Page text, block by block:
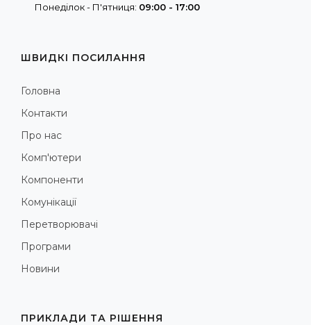
Понеділок - П'ятниця: 09:00 - 17:00
ШВИДКІ ПОСИЛАННЯ
Головна
Контакти
Про нас
Комп'ютери
Компоненти
Комунікації
Перетворювачі
Програми
Новини
ПРИКЛАДИ ТА РІШЕННЯ